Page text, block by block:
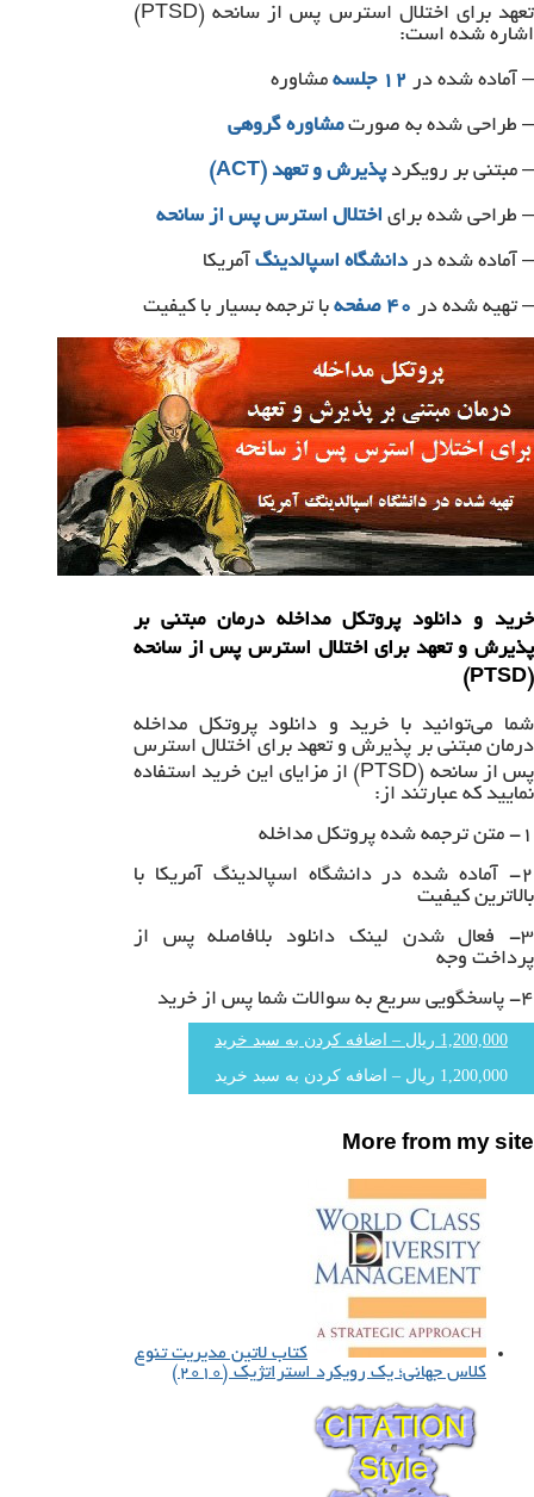
تعهد برای اختلال استرس پس از سانحه (PTSD)
اشاره شده است:
– آماده شده در ۱۲ جلسه مشاوره
– طراحی شده به صورتمشاوره گروهی
– مبتنی بر رویکردپذیرش و تعهد (ACT)
– طراحی شده برای اختلال استرس پس از سانحه
– آماده شده در دانشگاه اسپالدینگ آمریکا
– تهیه شده در ۴۰ صفحه با ترجمه بسیار با کیفیت
خرید و دانلود پروتکل مداخله درمان مبتنی بر
پذیرش و تعهد برای اختلال استرس پس از سانحه
(PTSD)
شما می‌توانید با خرید و دانلود پروتکل مداخله
درمان مبتنی بر پذیرش و تعهد برای اختلال استرس
پس از سانحه (PTSD) از مزایای این خرید استفاده
نمایید که عبارتند از:
۱- متن ترجمه شده پروتکل مداخله
۲- آماده شده در دانشگاه اسپالدینگ آمریکا با
بالاترین کیفیت
۳- فعال شدن لینک دانلود بلافاصله پس از
پرداخت وجه
۴- پاسخگویی سریع به سوالات شما پس از خرید
1,200,000 ریال – اضافه کردن به سبد خرید
More from my site
کتاب لاتین مدیریت تنوع
کلاس جهانی؛ یک رویکرد استراتژیک (۲۰۱۰)